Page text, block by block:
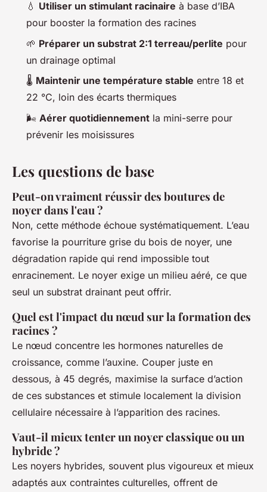
💧 Utiliser un stimulant racinaire à base d’IBA
pour booster la formation des racines
🌱 Préparer un substrat 2:1 terreau/perlite pour
un drainage optimal
🌡 Maintenir une température stable entre 18 et
22 °C, loin des écarts thermiques
🌬 Aérer quotidiennement la mini-serre pour
prévenir les moisissures
Les questions de base
Peut-on vraiment réussir des boutures de
noyer dans l'eau ?
Non, cette méthode échoue systématiquement. L’eau
favorise la pourriture grise du bois de noyer, une
dégradation rapide qui rend impossible tout
enracinement. Le noyer exige un milieu aéré, ce que
seul un substrat drainant peut offrir.
Quel est l'impact du nœud sur la formation des
racines ?
Le nœud concentre les hormones naturelles de
croissance, comme l’auxine. Couper juste en
dessous, à 45 degrés, maximise la surface d’action
de ces substances et stimule localement la division
cellulaire nécessaire à l’apparition des racines.
Vaut-il mieux tenter un noyer classique ou un
hybride ?
Les noyers hybrides, souvent plus vigoureux et mieux
adaptés aux contraintes culturelles, offrent de